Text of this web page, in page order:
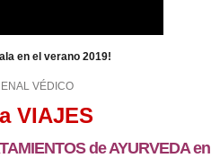
en el verano 2019!
VÉDICO
VIAJES
de AYURVEDA en